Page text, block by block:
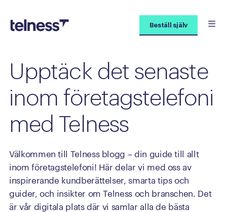
Beställ själv
Upptäck det senaste
inom företagstelefoni
med Telness
Välkommen till Telness blogg – din guide till allt
inom företagstelefoni! Här delar vi med oss av
inspirerande kundberättelser, smarta tips och
guider, och insikter om Telness och branschen. Det
är vår digitala plats där vi samlar alla de bästa